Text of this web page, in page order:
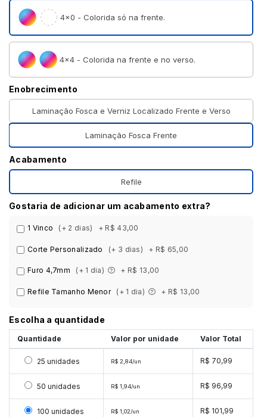
4×0 - Colorida só na frente.
4×4 - Colorida na frente e no verso.
Enobrecimento
Laminação Fosca e Verniz Localizado Frente e Verso
Laminação Fosca Frente
Acabamento
Refile
Gostaria de adicionar um acabamento extra?
1 Vinco (+ 2 dias) + R$ 43,00
Corte Personalizado (+ 3 dias) + R$ 65,00
Furo 4,7mm (+ 1 dia) + R$ 13,00
Refile Tamanho Menor (+ 1 dia) + R$ 13,00
Escolha a quantidade
Quantidade Valor por unidade Valor Total
Selecionar 25 unidades
25 unidades R$ 2,84/un R$ 70,99
Selecionar 50 unidades
50 unidades R$ 1,94/un R$ 96,99
Selecionar 100 unidades
100 unidades R$ 1,02/un R$ 101,99